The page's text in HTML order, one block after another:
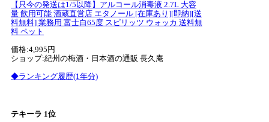
【只今の発送は1/5以降】アルコール消毒液 2.7L 大容
量 飲用可能 酒蔵直営店 エタノール [在庫あり][即納][送
料無料] 業務用 富士白65度 スピリッツ ウォッカ 送料無
料 ペット
価格:4,995円
ショップ:紀州の梅酒・日本酒の通販 長久庵
◆ランキング履歴(1年分)
テキーラ 1位